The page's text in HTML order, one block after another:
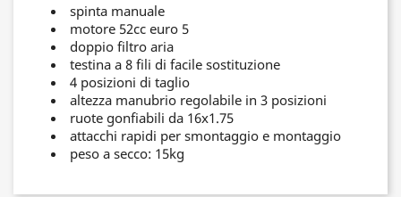
spinta manuale
motore 52cc euro 5
doppio filtro aria
testina a 8 fili di facile sostituzione
4 posizioni di taglio
altezza manubrio regolabile in 3 posizioni
ruote gonfiabili da 16x1.75
attacchi rapidi per smontaggio e montaggio
peso a secco: 15kg